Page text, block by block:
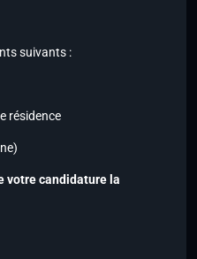
suivants :
résidence
votre candidature la